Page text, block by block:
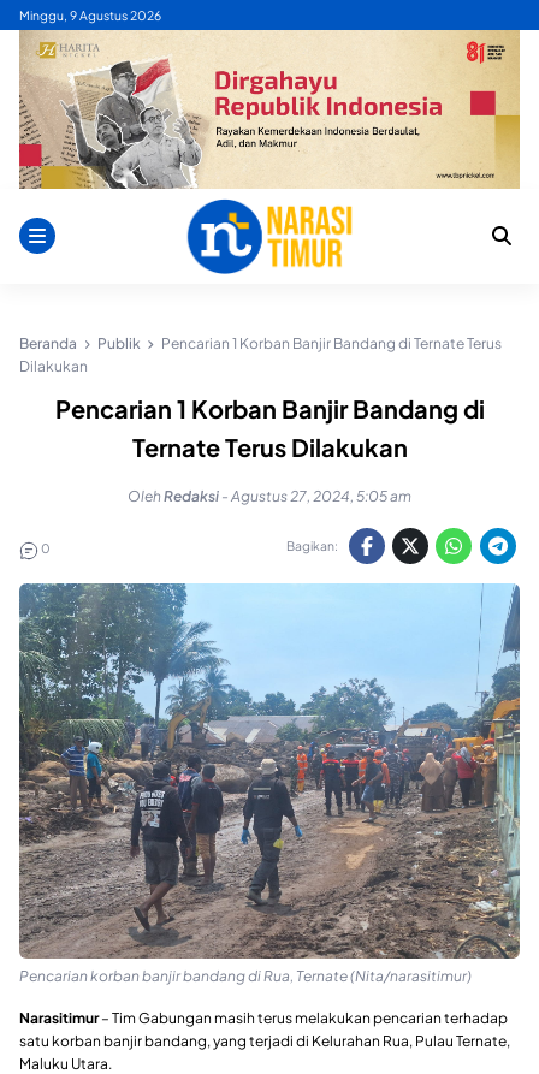
Skip
content
Minggu, 9 Agustus 2026
Beranda Publik
Pencarian 1 Korban Banjir Bandang di Ternate Terus
Dilakukan
Pencarian 1 Korban Banjir Bandang di
Ternate Terus Dilakukan
OlehRedaksi - Agustus 27, 2024, 5:05 am
0 Bagikan:
Pencarian korban banjir bandang di Rua, Ternate (Nita/narasitimur)
Narasitimur– Tim Gabungan masih terus melakukan pencarian terhadap
satu korban banjir bandang, yang terjadi di Kelurahan Rua, Pulau Ternate,
Maluku Utara.